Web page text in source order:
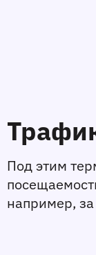
Под этим
например,